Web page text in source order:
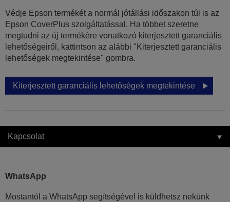
Védje Epson termékét a normál jótállási időszakon túl is az
Epson CoverPlus szolgáltatással. Ha többet szeretne
megtudni az új termékére vonatkozó kiterjesztett garanciális
lehetőségeiről, kattintson az alábbi "Kiterjesztett garanciális
lehetőségek megtekintése" gombra.
Kiterjesztett garanciális lehetőségek megtekintése
Kapcsolat
WhatsApp
Mostantól a WhatsApp segítségével is küldhetsz nekünk